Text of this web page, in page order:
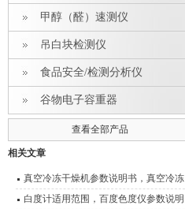
甲醇（醛）速测仪
吊白块检测仪
食品安全/检测分析仪
谷物电子容重器
查看全部产品
相关文章
真空冷冻干燥机参数说明书，真空冷冻
干燥箱
白度计适用范围，百度色度仪参数说明